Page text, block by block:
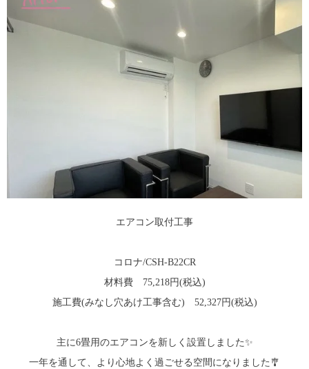
エアコン取付工事
コロナ/CSH-B22CR
材料費 75,218円(税込)
施工費(みなし穴あけ工事含む) 52,327円(税込)
主に6畳用のエアコンを新しく設置しました✨
一年を通して、より心地よく過ごせる空間になりました🎐